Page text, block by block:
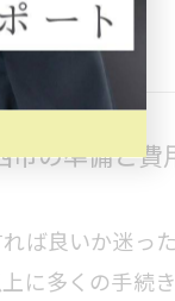
の準備と費
ば良いか迷っ
に多くの手続